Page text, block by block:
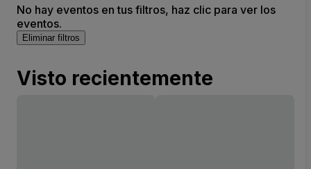
No hay eventos en tus filtros, haz clic para ver los
eventos.
Eliminar filtros
Visto recientemente